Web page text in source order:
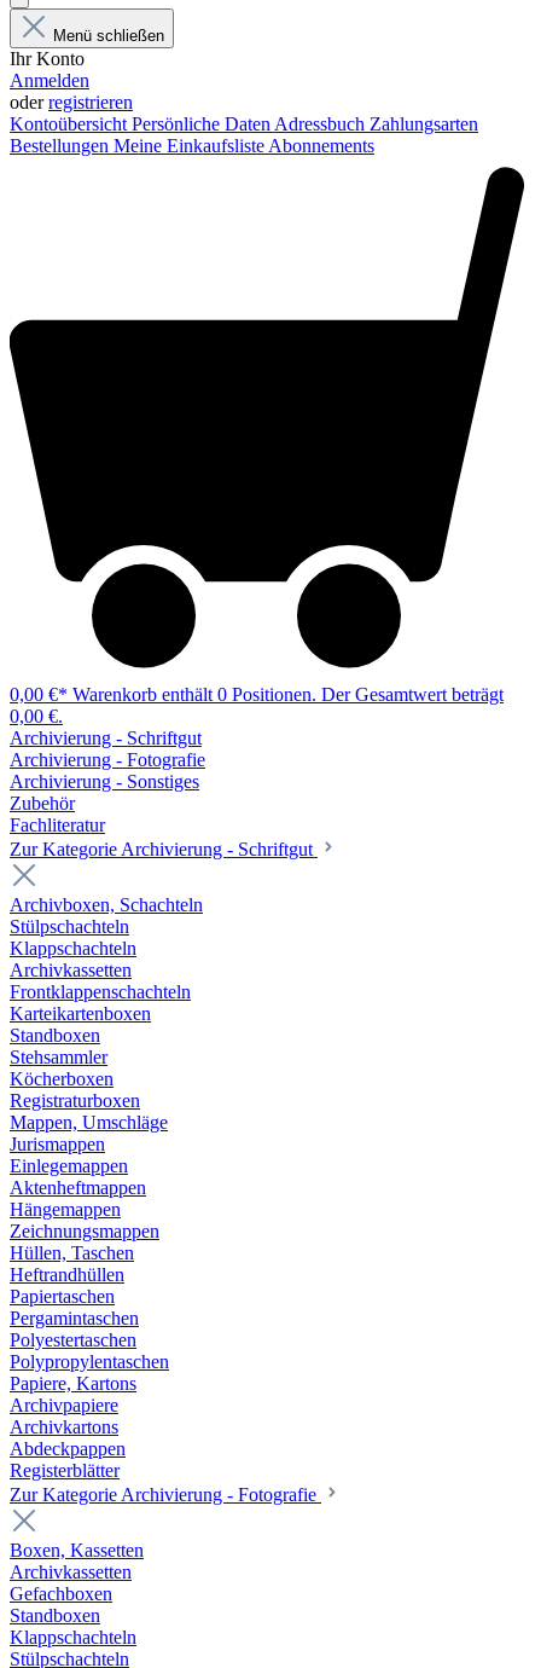
Menü schließen
Ihr Konto
Anmelden
oderregistrieren
Kontoübersicht Persönliche Daten Adressbuch Zahlungsarten
Bestellungen Meine Einkaufsliste Abonnements
0,00 €* Warenkorb enthält 0 Positionen. Der Gesamtwert beträgt
0,00 €.
Archivierung - Schriftgut
Archivierung - Fotografie
Archivierung - Sonstiges
Zubehör
Fachliteratur
Zur Kategorie Archivierung - Schriftgut
Archivboxen, Schachteln
Stülpschachteln
Klappschachteln
Archivkassetten
Frontklappenschachteln
Karteikartenboxen
Standboxen
Stehsammler
Köcherboxen
Registraturboxen
Mappen, Umschläge
Jurismappen
Einlegemappen
Aktenheftmappen
Hängemappen
Zeichnungsmappen
Hüllen, Taschen
Heftrandhüllen
Papiertaschen
Pergamintaschen
Polyestertaschen
Polypropylentaschen
Papiere, Kartons
Archivpapiere
Archivkartons
Abdeckpappen
Registerblätter
Zur Kategorie Archivierung - Fotografie
Boxen, Kassetten
Archivkassetten
Gefachboxen
Standboxen
Klappschachteln
Stülpschachteln